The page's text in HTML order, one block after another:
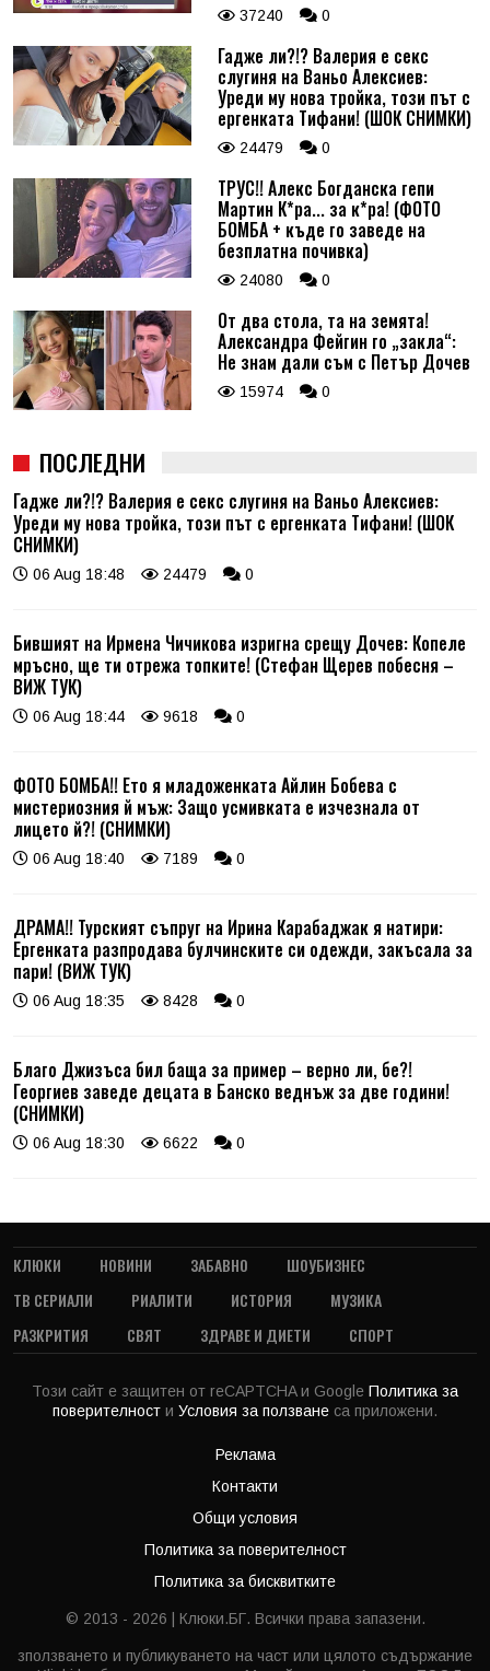
37240 0
Гадже ли?!? Валерия е секс
слугиня на Ваньо Алексиев:
Уреди му нова тройка, този път с
ергенката Тифани! (ШОК СНИМКИ)
24479 0
ТРУС!! Алекс Богданска гепи
Мартин К*ра... за к*ра! (ФОТО
БОМБА + къде го заведе на
безплатна почивка)
24080 0
От два стола, та на земята!
Александра Фейгин го „закла“:
Не знам дали съм с Петър Дочев
15974 0
ПОСЛЕДНИ
Гадже ли?!? Валерия е секс слугиня на Ваньо Алексиев:
Уреди му нова тройка, този път с ергенката Тифани! (ШОК
СНИМКИ)
06 Aug 18:48 24479 0
Бившият на Ирмена Чичикова изригна срещу Дочев: Копеле
мръсно, ще ти отрежа топките! (Стефан Щерев побесня –
ВИЖ ТУК)
06 Aug 18:44 9618 0
ФОТО БОМБА!! Ето я младоженката Айлин Бобева с
мистериозния й мъж: Защо усмивката е изчезнала от
лицето й?! (СНИМКИ)
06 Aug 18:40 7189 0
ДРАМА!! Турският съпруг на Ирина Карабаджак я натири:
Ергенката разпродава булчинските си одежди, закъсала за
пари! (ВИЖ ТУК)
06 Aug 18:35 8428 0
Благо Джизъса бил баща за пример – верно ли, бе?!
Георгиев заведе децата в Банско веднъж за две години!
(СНИМКИ)
06 Aug 18:30 6622 0
КЛЮКИ НОВИНИ ЗАБАВНО
ШОУБИЗНЕС
ТВ СЕРИАЛИ
РИАЛИТИ ИСТОРИЯ
МУЗИКА
РАЗКРИТИЯ
СВЯТ ЗДРАВЕ И ДИЕТИ СПОРТ
Този сайт е защитен от reCAPTCHA и Google Политика за
поверителност и Условия за ползване са приложени.
Реклама
Контакти
Общи условия
Политика за поверителност
Политика за бисквитките
© 2013 - 2026 | Клюки.БГ. Всички права запазени.
зползването и публикуването на част или цялото съдържание